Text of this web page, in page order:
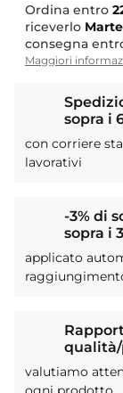
Ordina entro
riceverlo
consegna
Maggiori
sopra i
con corriere
lavorativi
-3% di
sopra i
applicato
valutiamo